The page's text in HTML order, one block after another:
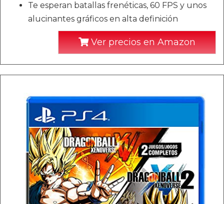
Te esperan batallas frenéticas, 60 FPS y unos
alucinantes gráficos en alta definición
Ver precios en Amazon